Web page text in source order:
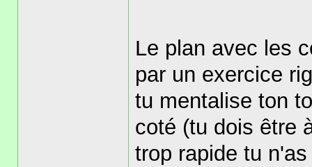
Le plan avec les
par un exercice
tu mentalise ton
coté (tu dois être
trop rapide tu